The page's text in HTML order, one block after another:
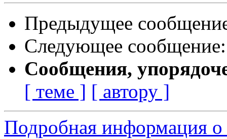
Предыдущее
Следующее
Сообщения,
[ теме ] [ автору ]
Подробная информация